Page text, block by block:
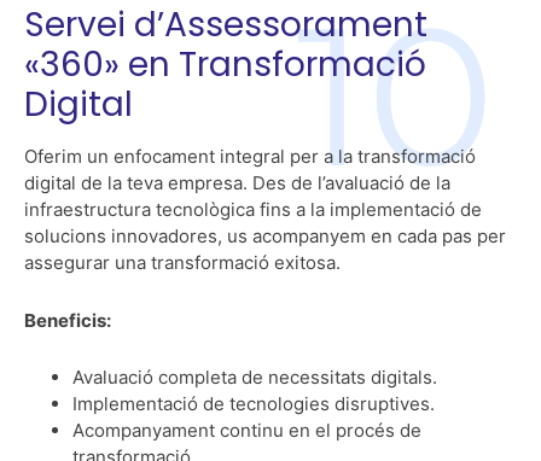
Servei d’Assessorament
«360» en Transformació
Digital
Oferim un enfocament integral per a la transformació
digital de la teva empresa. Des de l’avaluació de la
infraestructura tecnològica fins a la implementació de
solucions innovadores, us acompanyem en cada pas per
assegurar una transformació exitosa.
Beneficis:
Avaluació completa de necessitats digitals.
Implementació de tecnologies disruptives.
Acompanyament continu en el procés de